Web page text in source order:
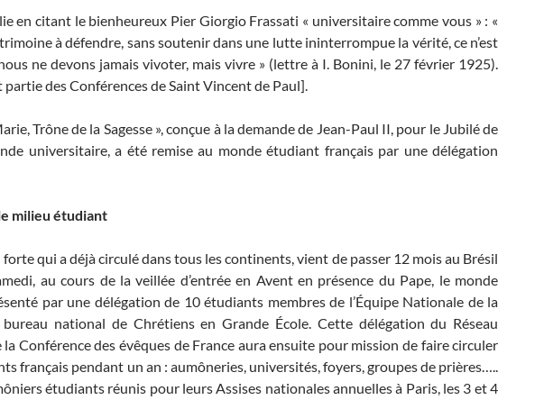
en citant le bienheureux Pier Giorgio Frassati « universitaire comme vous » : «
à défendre, sans soutenir dans une lutte ininterrompue la vérité, ce n’est
ne devons jamais vivoter, mais vivre » (lettre à I. Bonini, le 27 février 1925).
des Conférences de Saint Vincent de Paul].
Trône de la Sagesse », conçue à la demande de Jean-Paul II, pour le Jubilé de
universitaire, a été remise au monde étudiant français par une délégation
milieu étudiant
qui a déjà circulé dans tous les continents, vient de passer 12 mois au Brésil
au cours de la veillée d’entrée en Avent en présence du Pape, le monde
par une délégation de 10 étudiants membres de l’Équipe Nationale de la
national de Chrétiens en Grande École. Cette délégation du Réseau
la Conférence des évêques de France aura ensuite pour mission de faire circuler
français pendant un an : aumôneries, universités, foyers, groupes de prières…..
étudiants réunis pour leurs Assises nationales annuelles à Paris, les 3 et 4